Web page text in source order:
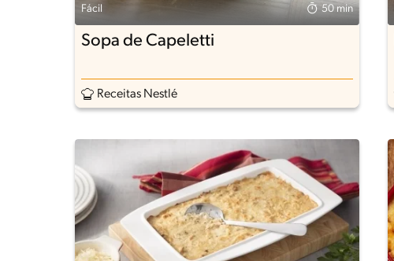
Fácil 50 min
Sopa de Capeletti
Receitas Nestlé